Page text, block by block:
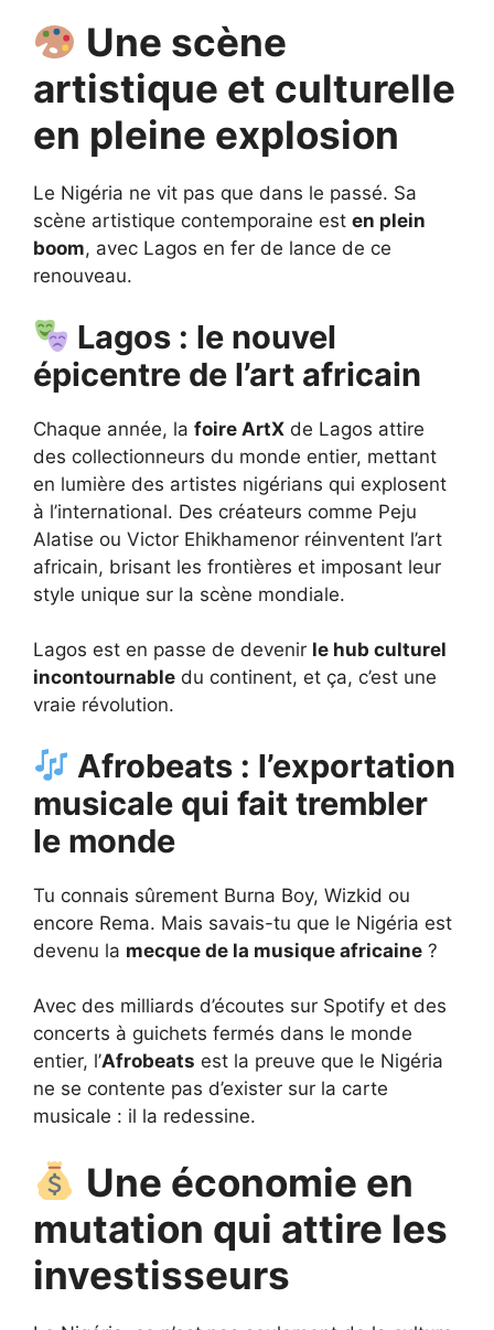
Une scène
artistique et culturelle
en pleine explosion
Le Nigéria ne vit pas que dans le passé. Sa
scène artistique contemporaine est en plein
boom, avec Lagos en fer de lance de ce
renouveau.
Lagos : le nouvel
épicentre de l’art africain
Chaque année, la foire ArtX de Lagos attire
des collectionneurs du monde entier, mettant
en lumière des artistes nigérians qui explosent
à l’international. Des créateurs comme Peju
Alatise ou Victor Ehikhamenor réinventent l’art
africain, brisant les frontières et imposant leur
style unique sur la scène mondiale.
Lagos est en passe de devenir le hub culturel
incontournable du continent, et ça, c’est une
vraie révolution.
Afrobeats : l’exportation
musicale qui fait trembler
le monde
Tu connais sûrement Burna Boy, Wizkid ou
encore Rema. Mais savais-tu que le Nigéria est
devenu la mecque de la musique africaine ?
Avec des milliards d’écoutes sur Spotify et des
concerts à guichets fermés dans le monde
entier, l’Afrobeats est la preuve que le Nigéria
ne se contente pas d’exister sur la carte
musicale : il la redessine.
Une économie en
mutation qui attire les
investisseurs